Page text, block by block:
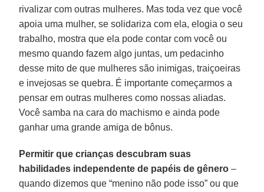
rivalizar com outras mulheres. Mas toda vez que você
apoia uma mulher, se solidariza com ela, elogia o seu
trabalho, mostra que ela pode contar com você ou
mesmo quando fazem algo juntas, um pedacinho
desse mito de que mulheres são inimigas, traiçoeiras
e invejosas se quebra. É importante começarmos a
pensar em outras mulheres como nossas aliadas.
Você samba na cara do machismo e ainda pode
ganhar uma grande amiga de bônus.
Permitir que crianças descubram suas
habilidades independente de papéis de gênero –
quando dizemos que “menino não pode isso” ou que